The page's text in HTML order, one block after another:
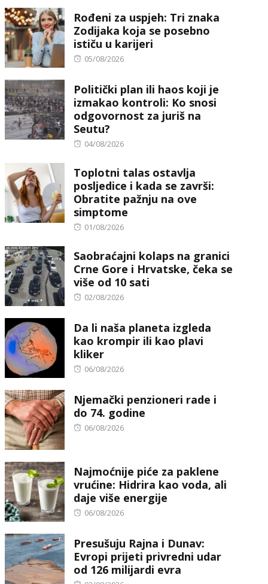
Rođeni za uspjeh: Tri znaka
Zodijaka koja se posebno
ističu u karijeri
Posted
05/08/2026
Politički plan ili haos koji je
izmakao kontroli: Ko snosi
odgovornost za juriš na
Seutu?
Posted
04/08/2026
Toplotni talas ostavlja
posljedice i kada se završi:
Obratite pažnju na ove
simptome
Posted
01/08/2026
Saobraćajni kolaps na granici
Crne Gore i Hrvatske, čeka se
više od 10 sati
Posted
02/08/2026
Da li naša planeta izgleda
kao krompir ili kao plavi
kliker
Posted
06/08/2026
Njemački penzioneri rade i
do 74. godine
Posted
06/08/2026
Najmoćnije piće za paklene
vrućine: Hidrira kao voda, ali
daje više energije
Posted
06/08/2026
Presušuju Rajna i Dunav:
Evropi prijeti privredni udar
od 126 milijardi evra